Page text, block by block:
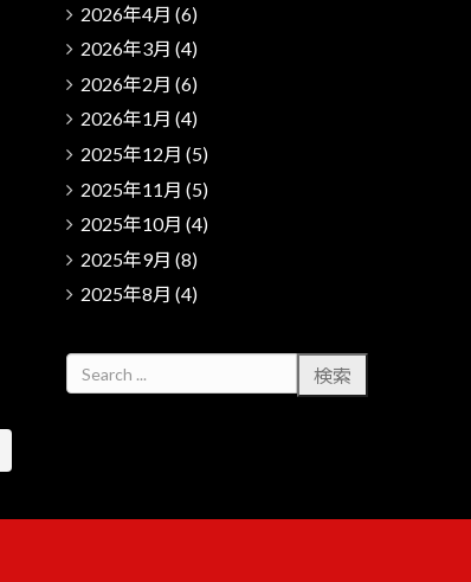
2026年4月 (6)
2026年3月 (4)
2026年2月 (6)
2026年1月 (4)
2025年12月 (5)
2025年11月 (5)
2025年10月 (4)
2025年9月 (8)
2025年8月 (4)